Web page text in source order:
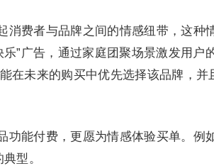
消费者与品牌之间的情感纽带，这种
”广告，通过家庭团聚场景激发用户
在未来的购买中优先选择该品牌，并
功能付费，更愿为情感体验买单。例
型。